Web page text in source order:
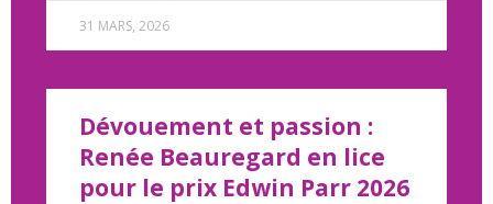
31 MARS, 2026
Dévouement et passion :
Renée Beauregard en lice
pour le prix Edwin Parr 2026